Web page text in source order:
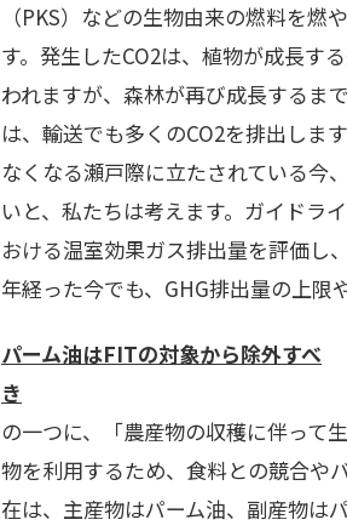
（PKS）などの生物由来の燃料を
す。発生したCO2は、植物が成長す
われますが、森林が再び成長するま
は、輸送でも多くのCO2を排出しま
なくなる瀬戸際に立たされている今
いと、私たちは考えます。ガイドラ
おける温室効果ガス排出量を評価し
年経った今でも、GHG排出量の上限
パーム油はFITの対象から除外すべ
き バイオ
の一つに、「農産物の収穫に伴って
物を利用するため、食料との競合や
在は、主産物はパーム油、副産物は